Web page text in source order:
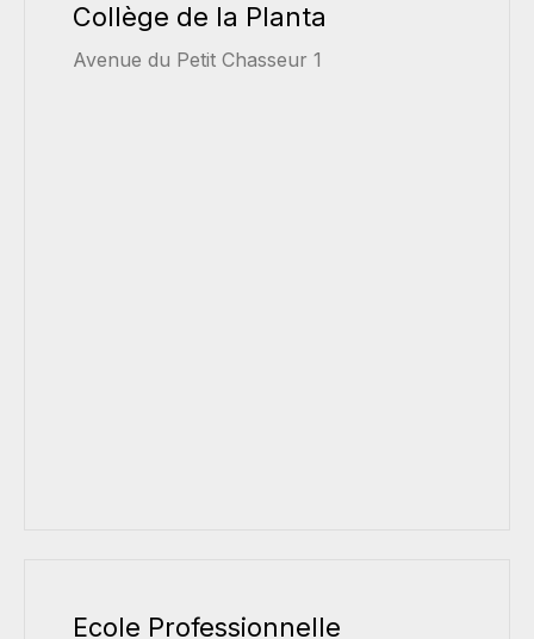
Collège de la Planta
Avenue du Petit Chasseur 1
Ecole Professionnelle